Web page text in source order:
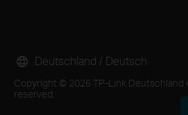
Copyright © 2026 TP-Link Deutschland
reserved.
Deutschland / Deutsch